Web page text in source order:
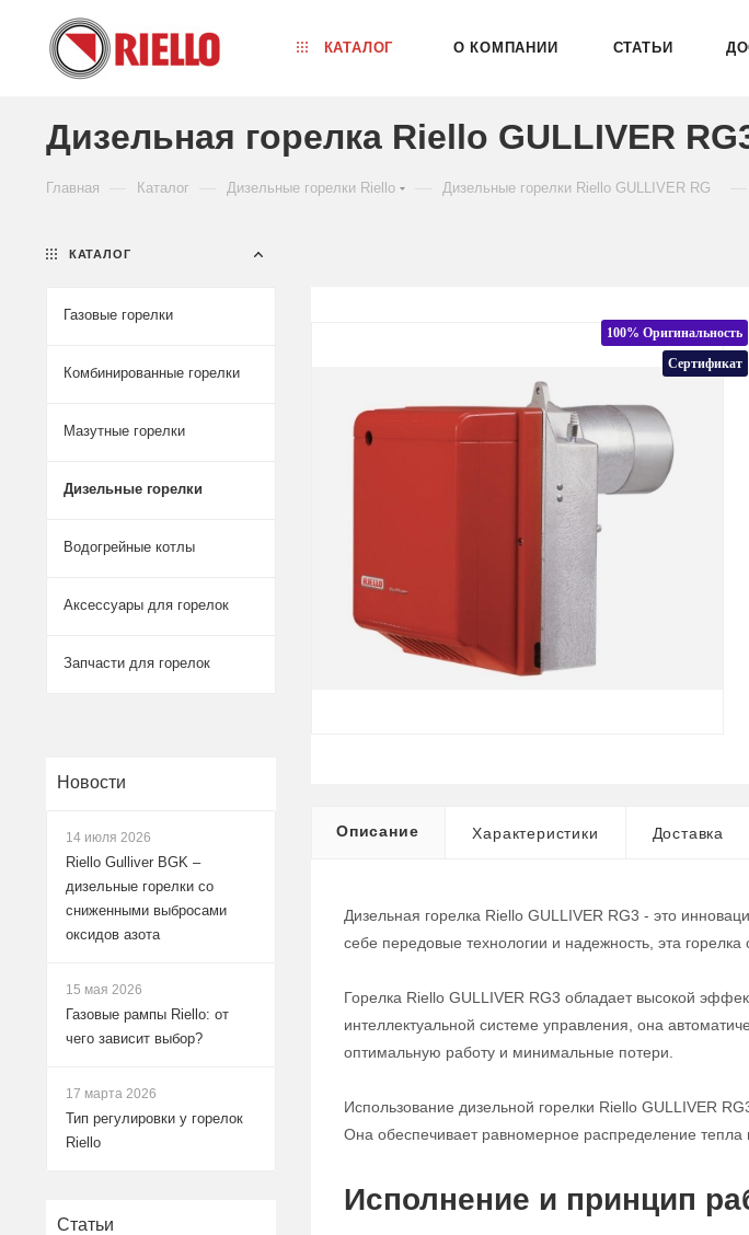
КАТАЛОГ О КОМПАНИИ СТАТЬИ
Дизельная горелка Riello GULLIVER
Главная Каталог Дизельные горелки Riello Дизельные горелки Riello GULLIVER RG
100% Оригинальность
Сертификат
Описание Характеристики Доставка
Дизельная горелка Riello GULLIVER RG3 - это
себе передовые технологии и надежность, эта
Горелка Riello GULLIVER RG3 обладает высокой
интеллектуальной системе управления, она
оптимальную работу и минимальные потери.
Использование дизельной горелки Riello GULLIVER
Она обеспечивает равномерное распределение тепла
Исполнение и принцип
КАТАЛОГ
Газовые горелки
Комбинированные горелки
Мазутные горелки
Дизельные горелки
Водогрейные котлы
Аксессуары для горелок
Запчасти для горелок
Новости
14 июля 2026
Riello Gulliver BGK –
дизельные горелки со
сниженными выбросами
оксидов азота
15 мая 2026
Газовые рампы Riello: от
чего зависит выбор?
17 марта 2026
Тип регулировки у горелок
Riello
Статьи